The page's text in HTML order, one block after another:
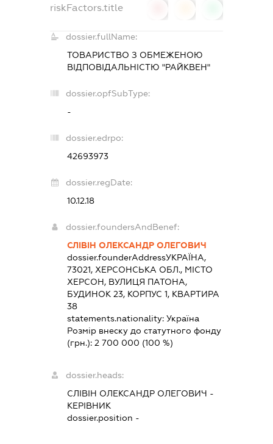
riskFactors.title
dossier.fullName:
ТОВАРИСТВО З ОБМЕЖЕНОЮ
ВІДПОВІДАЛЬНІСТЮ "РАЙКВЕН"
dossier.opfSubType:
-
dossier.edrpo:
42693973
dossier.regDate:
10.12.18
dossier.foundersAndBenef:
СЛІВІН ОЛЕКСАНДР ОЛЕГОВИЧ
dossier.founderAddressУКРАЇНА,
73021, ХЕРСОНСЬКА ОБЛ., МІСТО
ХЕРСОН, ВУЛИЦЯ ПАТОНА,
БУДИНОК 23, КОРПУС 1, КВАРТИРА
38
statements.nationality: Україна
Розмір внеску до статутного фонду
(грн.): 2 700 000 (100 %)
dossier.heads:
СЛІВІН ОЛЕКСАНДР ОЛЕГОВИЧ -
КЕРІВНИК
dossier.position -